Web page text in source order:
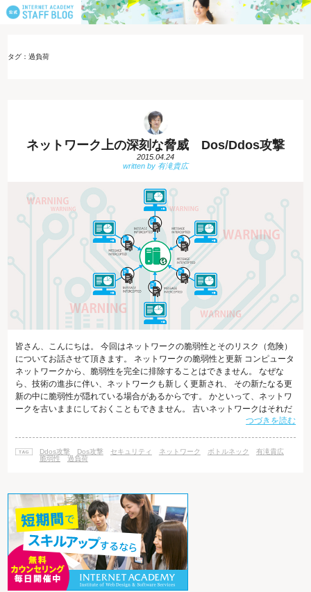
タグ：過負荷
ネットワーク上の深刻な脅威 Dos/Ddos攻撃
2015.04.24
皆さん、こんにちは。 今回はネットワークの脆弱性とそのリスク（危険）
についてお話させて頂きます。 ネットワークの脆弱性と更新 コンピュータ
ネットワークから、脆弱性を完全に排除することはできません。 なぜな
ら、技術の進歩に伴い、ネットワークも新しく更新され、 その新たなる更
新の中に脆弱性が隠れている場合があるからです。 かといって、ネットワ
ークを古いままにしておくこともできません。 古いネットワークはそれだ
け長い時間攻撃者の研究・調査対象となり、 脆弱性を発見・利用されて攻
ても、限りなく安全性を高めることはできます。 それは、日々の進歩を途
絶えさせることなく更新を続け、脆弱性が発見された場合は可及的速やか
つづきを読む
Ddos攻撃 Dos攻撃 セキュリティ ネットワーク ボトルネック
有滝貴広
脆弱性
過負荷